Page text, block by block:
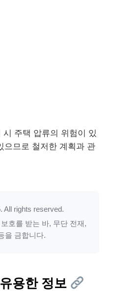
주택 압류의 위험이 있
으므로 철저한 계획과 관
All rights reserved.
호를 받는 바, 무단 전재,
을 금합니다.
용한 정보